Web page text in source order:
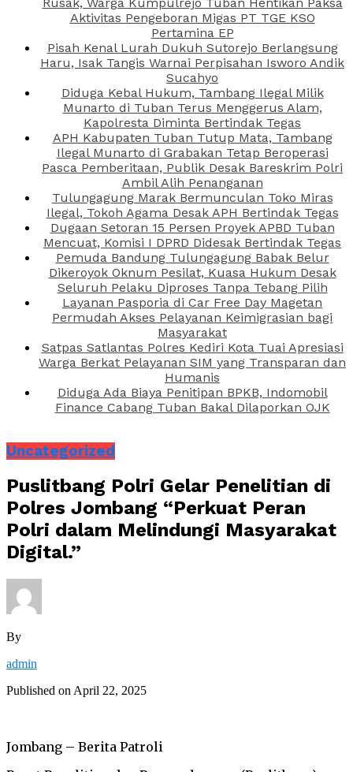
Aktivitas Pengeboran Migas PT TGE KSO
Pertamina EP
Pisah Kenal Lurah Dukuh Sutorejo Berlangsung
Haru, Isak Tangis Warnai Perpisahan Isworo Andik
Sucahyo
Diduga Kebal Hukum, Tambang Ilegal Milik
Munarto di Tuban Terus Menggerus Alam,
Kapolresta Diminta Bertindak Tegas
APH Kabupaten Tuban Tutup Mata, Tambang
Ilegal Munarto di Grabakan Tetap Beroperasi
Pasca Pemberitaan, Publik Desak Bareskrim Polri
Ambil Alih Penanganan
Tulungagung Marak Bermunculan Toko Miras
Ilegal, Tokoh Agama Desak APH Bertindak Tegas
Dugaan Setoran 15 Persen Proyek APBD Tuban
Mencuat, Komisi I DPRD Didesak Bertindak Tegas
Pemuda Bandung Tulungagung Babak Belur
Dikeroyok Oknum Pesilat, Kuasa Hukum Desak
Seluruh Pelaku Diproses Tanpa Tebang Pilih
Layanan Pasporia di Car Free Day Magetan
Permudah Akses Pelayanan Keimigrasian bagi
Masyarakat
Satpas Satlantas Polres Kediri Kota Tuai Apresiasi
Warga Berkat Pelayanan SIM yang Transparan dan
Humanis
Diduga Ada Biaya Penitipan BPKB, Indomobil
Finance Cabang Tuban Bakal Dilaporkan OJK
Uncategorized
Puslitbang Polri Gelar Penelitian di
Polres Jombang “Perkuat Peran
Polri dalam Melindungi Masyarakat
Digital.”
By
admin
Published on April 22, 2025
Jombang – Berita Patroli